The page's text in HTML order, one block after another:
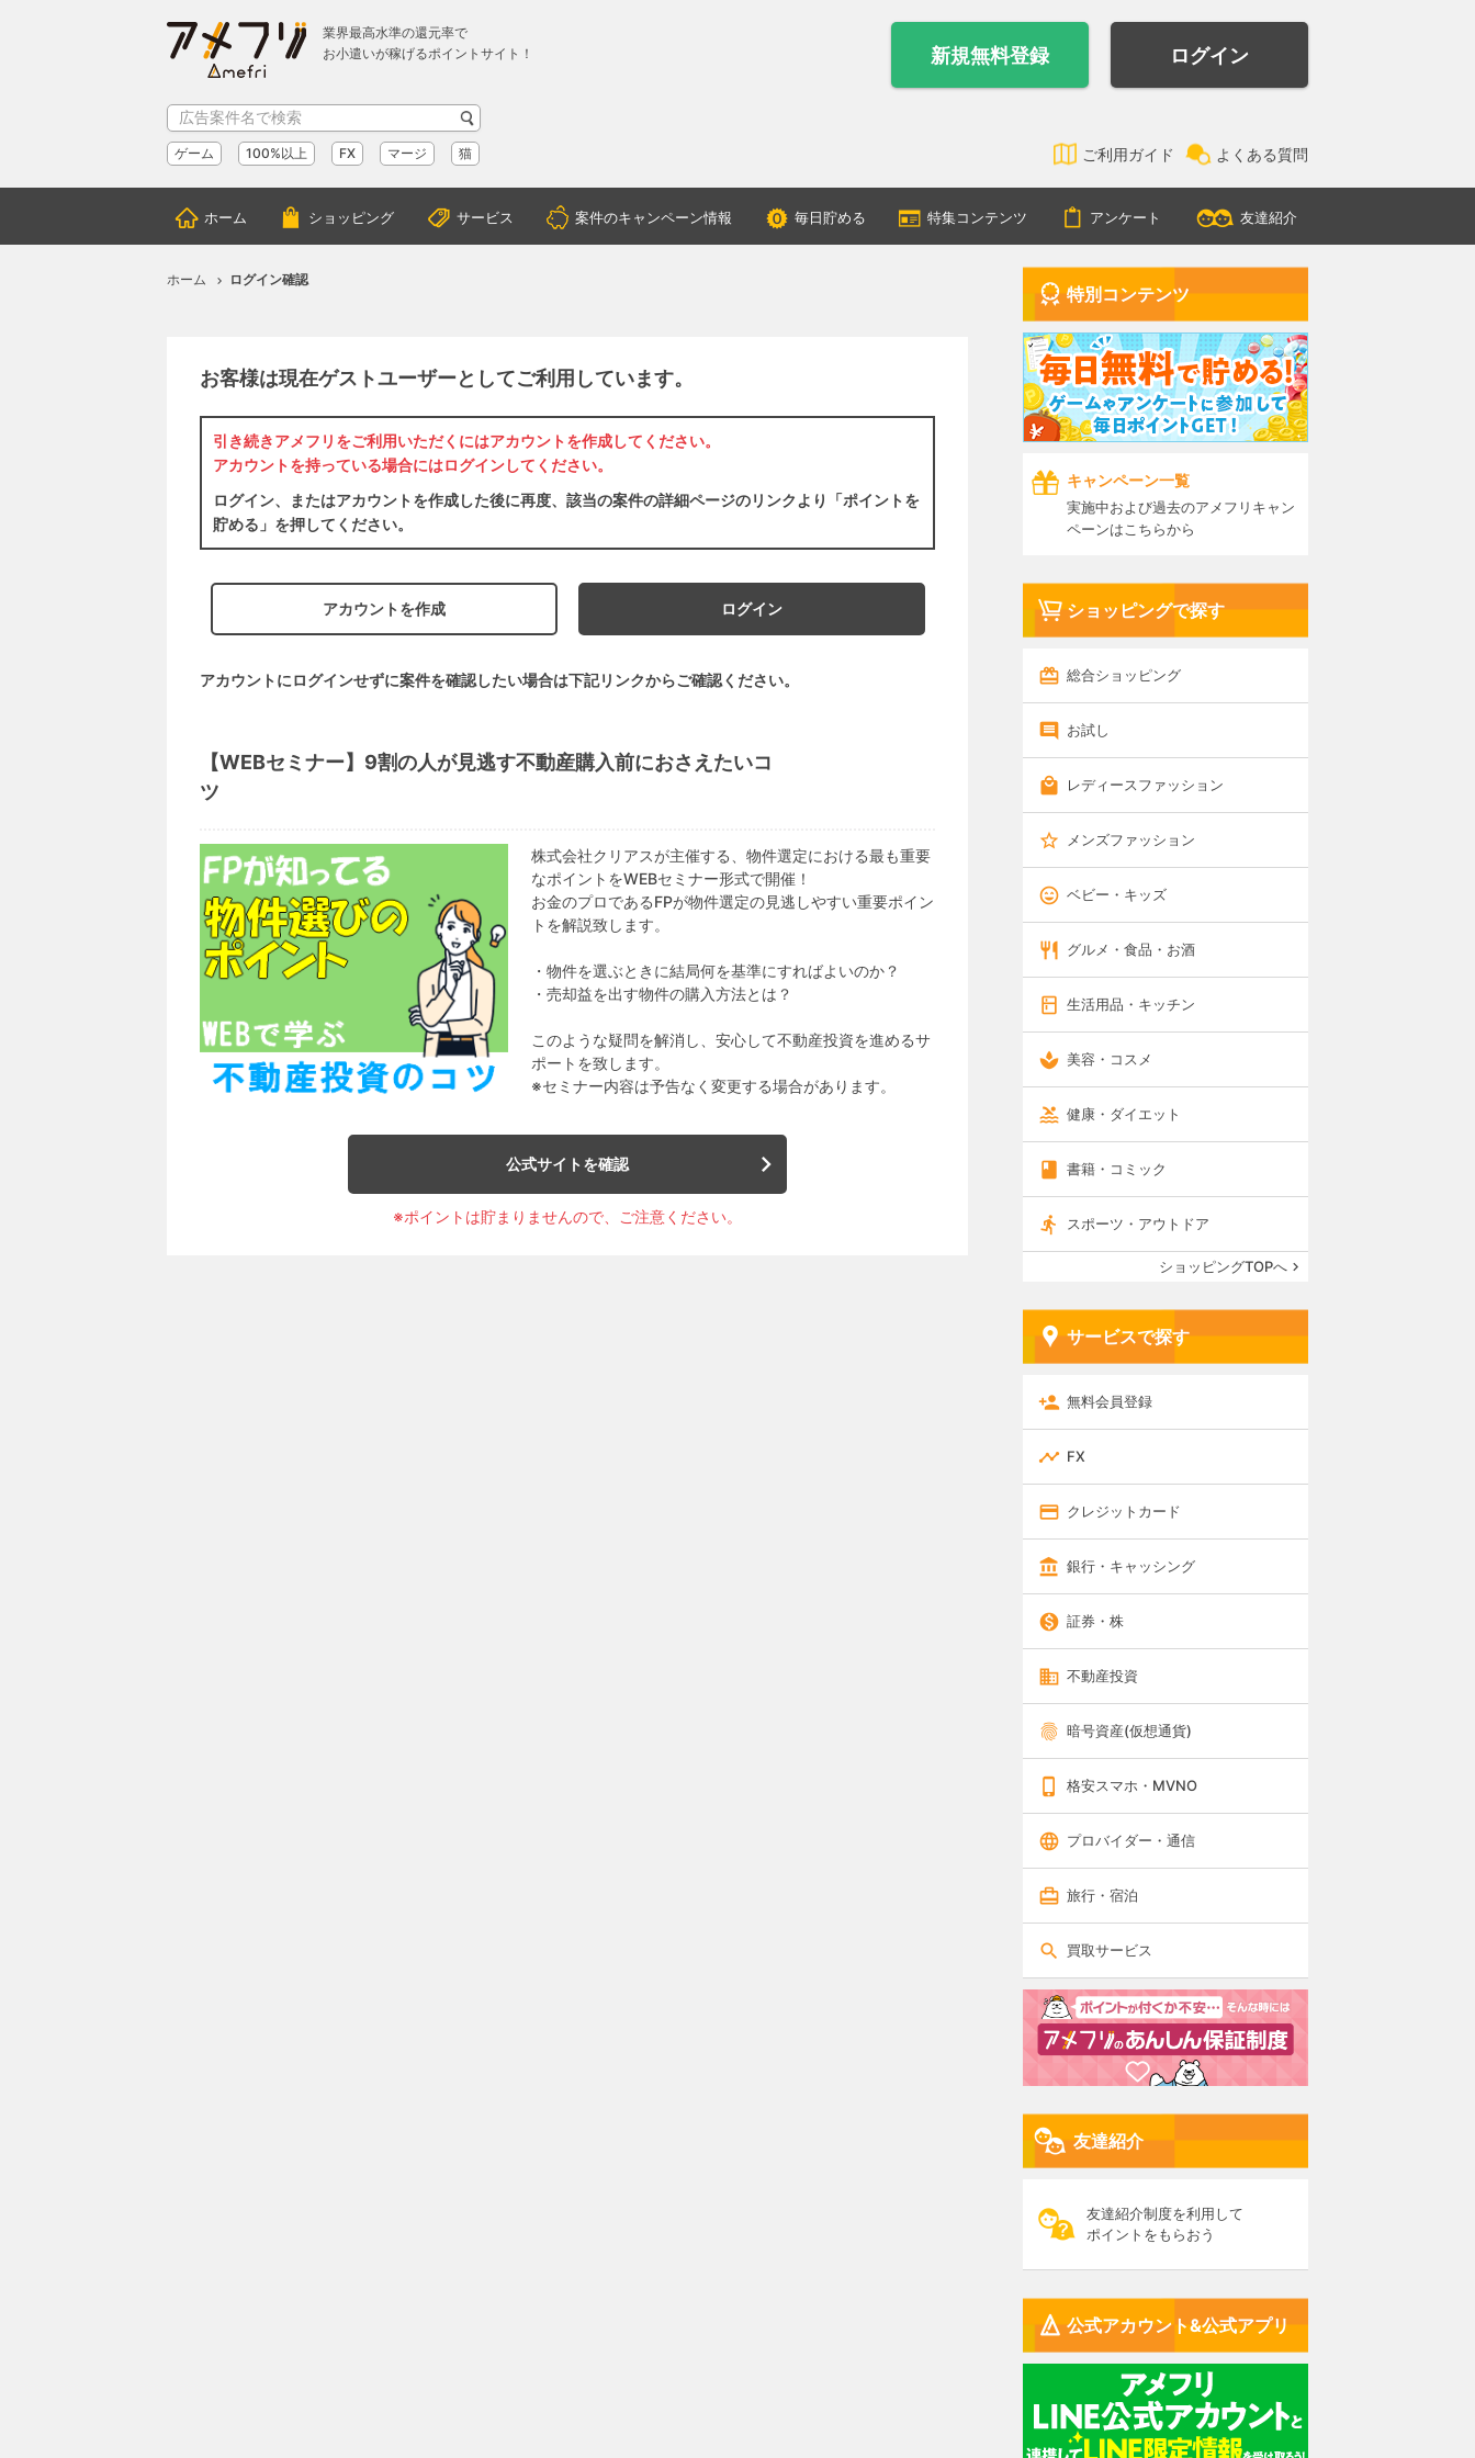
業界最高水準の還元率で
お小遣いが稼げるポイントサイト！
新規無料登録 ログイン
ゲーム 100%以上 FX マージ 猫 ご利用ガイド よくある質問
ホーム ショッピング サービス 案件のキャンペーン情報 毎日貯める 特集コンテンツ アンケート 友達紹介
ホーム ログイン確認
お客様は現在ゲストユーザーとしてご利用しています。
引き続きアメフリをご利用いただくにはアカウントを作成してください。
アカウントを持っている場合にはログインしてください。
ログイン、またはアカウントを作成した後に再度、該当の案件の詳細ページのリンクより「ポイントを
貯める」を押してください。
アカウントを作成 ログイン
アカウントにログインせずに案件を確認したい場合は下記リンクからご確認ください。
【WEBセミナー】9割の人が見逃す不動産購入前におさえたいコ
ツ
株式会社クリアスが主催する、物件選定における最も重要
なポイントをWEBセミナー形式で開催！
お金のプロであるFPが物件選定の見逃しやすい重要ポイン
トを解説致します。
・物件を選ぶときに結局何を基準にすればよいのか？
・売却益を出す物件の購入方法とは？
このような疑問を解消し、安心して不動産投資を進めるサ
ポートを致します。
※セミナー内容は予告なく変更する場合があります。
公式サイトを確認
※ポイントは貯まりませんので、ご注意ください。
特別コンテンツ
キャンペーン一覧
実施中および過去のアメフリキャン
ペーンはこちらから
ショッピングで探す
総合ショッピング
お試し
レディースファッション
メンズファッション
ベビー・キッズ
グルメ・食品・お酒
生活用品・キッチン
美容・コスメ
健康・ダイエット
書籍・コミック
スポーツ・アウトドア
ショッピングTOPへ
サービスで探す
無料会員登録
FX
クレジットカード
銀行・キャッシング
証券・株
不動産投資
暗号資産(仮想通貨)
格安スマホ・MVNO
プロバイダー・通信
旅行・宿泊
買取サービス
友達紹介
友達紹介制度を利用して
ポイントをもらおう
公式アカウント&公式アプリ